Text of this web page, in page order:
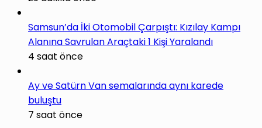
Samsun’da İki Otomobil Çarpıştı: Kızılay Kampı
Alanına Savrulan Araçtaki 1 Kişi Yaralandı
4 saat önce
Ay ve Satürn Van semalarında aynı karede
buluştu
7 saat önce